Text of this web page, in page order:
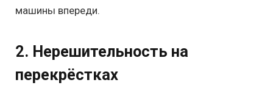
машины впереди.
2. Нерешительность на
перекрёстках